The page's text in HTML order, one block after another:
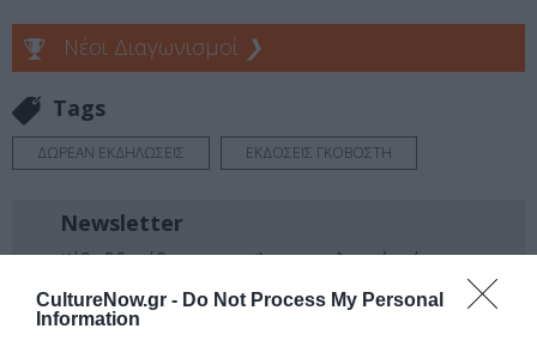
CultureNow.gr - Do Not Process My Personal
Information
Νέοι Διαγωνισμοί ❯
Tags
ΔΩΡΕΑΝ ΕΚΔΗΛΩΣΕΙΣ ΕΚΔΟΣΕΙΣ ΓΚΟΒΟΣΤΗ
Newsletter
Κάθε βδομάδα στο e-mail σας τα τελευταία νέα για